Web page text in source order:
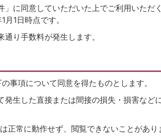
」に同意していただいた上でご利用いただ
1日時点です。
り手数料が発生します。
事項について同意を得たものとします。
発生した直接または間接の損失・損害など
正常に動作せず、閲覧できないことがあり